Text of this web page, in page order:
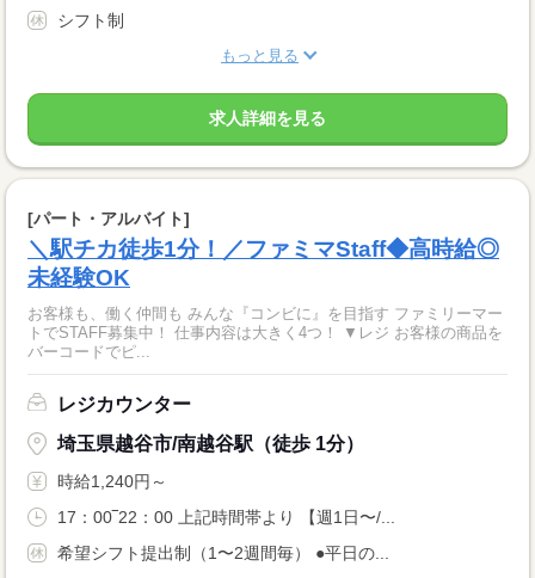
シフト制
もっと見る
求人詳細を見る
[パート・アルバイト]
＼駅チカ徒歩1分！／ファミマStaff◆高時給◎
未経験OK
お客様も、働く仲間も みんな『コンビに』を目指す ファミリーマー
トでSTAFF募集中！ 仕事内容は大きく4つ！ ▼レジ お客様の商品を
バーコードでピ...
レジカウンター
埼玉県越谷市/南越谷駅（徒歩 1分）
時給1,240円～
17：00‾22：00 上記時間帯より 【週1日〜/...
希望シフト提出制（1〜2週間毎） ●平日の...